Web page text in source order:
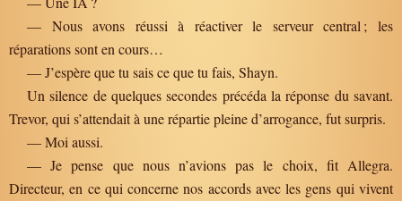
— Nous avons réussi à réactiver le serveur central ; les
réparations sont en cours…
— J’espère que tu sais ce que tu fais, Shayn.
Un silence de quelques secondes précéda la réponse du savant.
Trevor, qui s’attendait à une répartie pleine d’arrogance, fut surpris.
— Moi aussi.
— Je pense que nous n’avions pas le choix, fit Allegra.
Directeur, en ce qui concerne nos accords avec les gens qui vivent